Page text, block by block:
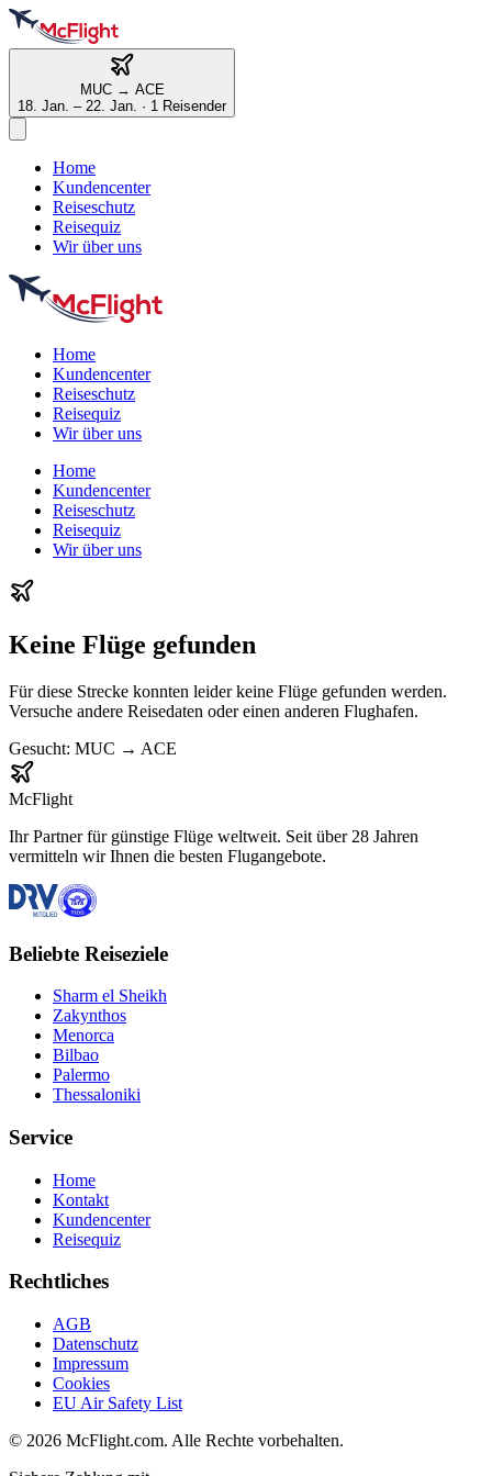
MUC→ ACE
18. Jan. – 22. Jan. · 1 Reisender
Home
Kundencenter
Reiseschutz
Reisequiz
Wir über uns
Home
Kundencenter
Reiseschutz
Reisequiz
Wir über uns
Home
Kundencenter
Reiseschutz
Reisequiz
Wir über uns
Keine Flüge gefunden
Für diese Strecke konnten leider keine Flüge gefunden werden.
Versuche andere Reisedaten oder einen anderen Flughafen.
Gesucht: MUC → ACE
McFlight
Ihr Partner für günstige Flüge weltweit. Seit über 28 Jahren
vermitteln wir Ihnen die besten Flugangebote.
Beliebte Reiseziele
Sharm el Sheikh
Zakynthos
Menorca
Bilbao
Palermo
Thessaloniki
Service
Home
Kontakt
Kundencenter
Reisequiz
Rechtliches
AGB
Datenschutz
Impressum
Cookies
EU Air Safety List
© 2026 McFlight.com. Alle Rechte vorbehalten.